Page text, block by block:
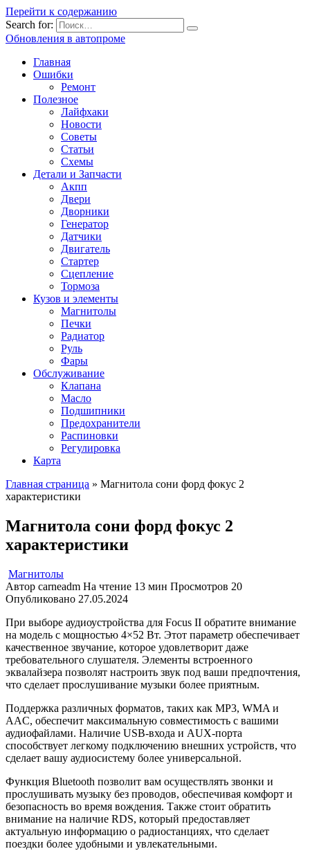
Перейти к содержанию
Search for:
Обновления в автопроме
Главная
Ошибки
Ремонт
Полезное
Лайфхаки
Новости
Советы
Статьи
Схемы
Детали и Запчасти
Акпп
Двери
Дворники
Генератор
Датчики
Двигатель
Стартер
Сцепление
Тормоза
Кузов и элементы
Магнитолы
Печки
Радиатор
Руль
Фары
Обслуживание
Клапана
Масло
Подшипники
Предохранители
Распиновки
Регулировка
Карта
Главная страница » Магнитола сони форд фокус 2
характеристики
Магнитола сони форд фокус 2
характеристики
Магнитолы
Автор carneadm На чтение 13 мин Просмотров 20
Опубликовано 27.05.2024
При выборе аудиоустройства для Focus II обратите внимание
на модель с мощностью 4×52 Вт. Этот параметр обеспечивает
качественное звучание, которое удовлетворит даже
требовательного слушателя. Элементы встроенного
эквалайзера позволят настроить звук под ваши предпочтения,
что сделает прослушивание музыки более приятным.
Поддержка различных форматов, таких как MP3, WMA и
AAC, обеспечит максимальную совместимость с вашими
аудиофайлами. Наличие USB-входа и AUX-порта
способствует легкому подключению внешних устройств, что
сделает вашу аудиосистему более универсальной.
Функция Bluetooth позволит вам осуществлять звонки и
прослушивать музыку без проводов, обеспечивая комфорт и
безопасность во время вождения. Также стоит обратить
внимание на наличие RDS, который предоставляет
актуальную информацию о радиостанциях, что сделает
поездки более удобными и увлекательными.